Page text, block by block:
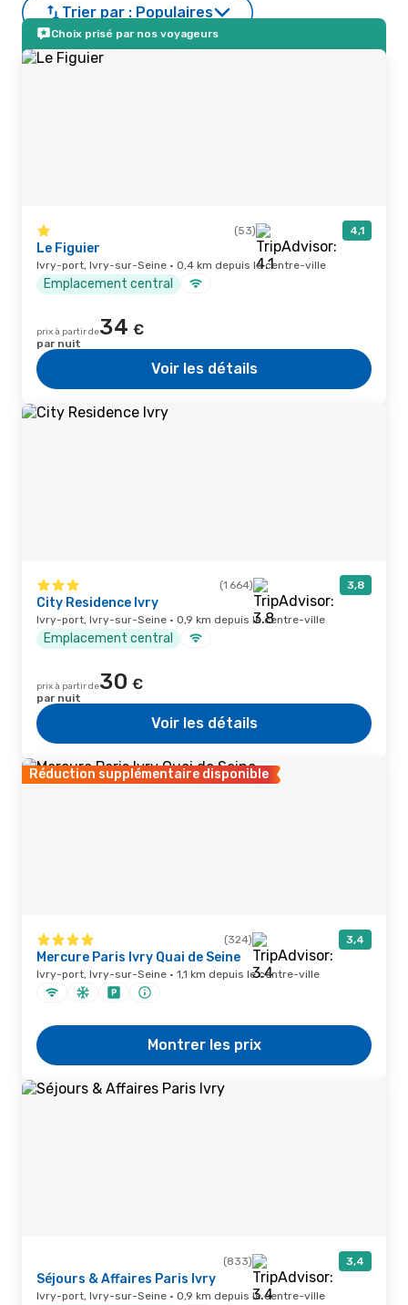
Trier par : Populaires
Choix prisé par nos voyageurs
(53) 4,1
Le Figuier
Ivry-port, Ivry-sur-Seine · 0,4 km depuis le centre-ville
Emplacement central
prix à partir de34 €
par nuit
Voir les détails
(1 664) 3,8
City Residence Ivry
Ivry-port, Ivry-sur-Seine · 0,9 km depuis le centre-ville
Emplacement central
prix à partir de30 €
par nuit
Voir les détails
Réduction supplémentaire disponible
(324) 3,4
Mercure Paris Ivry Quai de Seine
Ivry-port, Ivry-sur-Seine · 1,1 km depuis le centre-ville
Montrer les prix
(833) 3,4
Séjours & Affaires Paris Ivry
Ivry-port, Ivry-sur-Seine · 0,9 km depuis le centre-ville